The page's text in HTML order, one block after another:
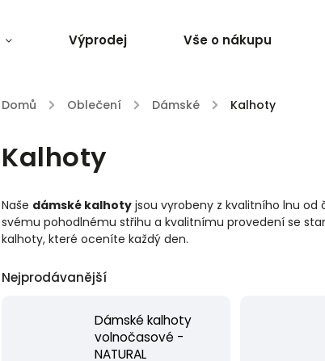
Výprodej Vše o nákupu
Domů / Oblečení / Dámské / Kalhoty
Kalhoty
Naše dámské kalhoty jsou vyrobeny z kvalitního lnu
svému pohodlnému střihu a kvalitnímu provedení se
kalhoty, které oceníte každý den.
Nejprodávanější
Dámské kalhoty
volnočasové -
NATURAL